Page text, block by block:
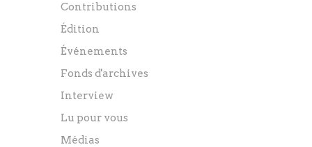
Contributions
Édition
Événements
Fonds d'archives
Interview
Lu pour vous
Médias